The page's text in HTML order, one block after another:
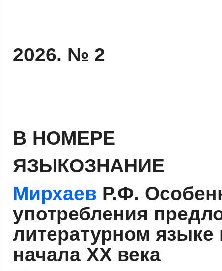
2026. № 2
В НОМЕРЕ
ЯЗЫКОЗНАНИЕ
Мирхаев Р.Ф.
употребления
литературном
начала XX века